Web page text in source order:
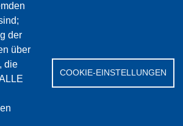
der
über
die
COOKIE-EINSTELLUNGEN
Jobs Контакт